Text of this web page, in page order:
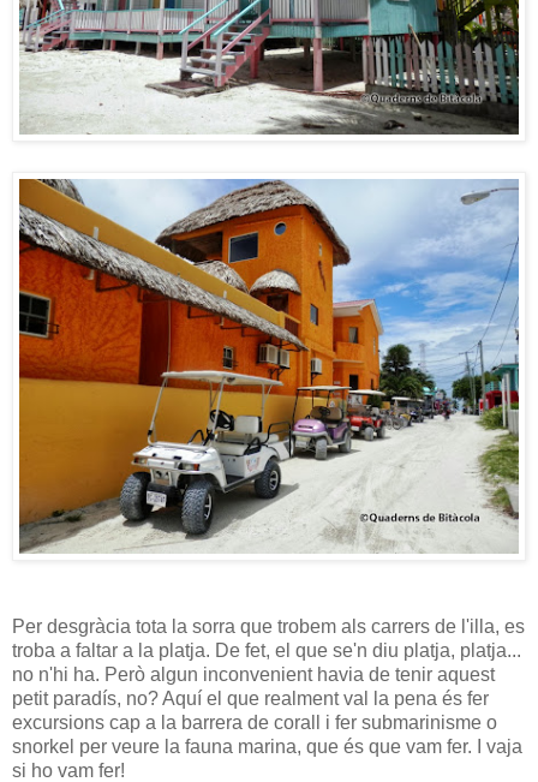
Per desgràcia tota la sorra que trobem als carrers de l'illa, es
troba a faltar a la platja. De fet, el que se'n diu platja, platja...
no n'hi ha. Però algun inconvenient havia de tenir aquest
petit paradís, no? Aquí el que realment val la pena és fer
excursions cap a la barrera de corall i fer submarinisme o
snorkel per veure la fauna marina, que és que vam fer. I vaja
si ho vam fer!